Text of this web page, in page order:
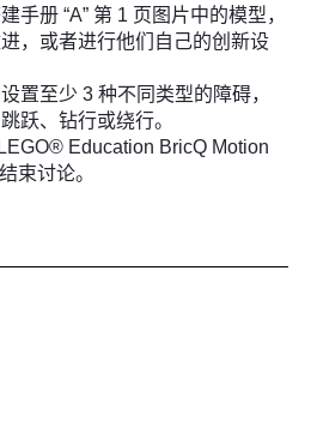
手册 “A” 第 1 页图片中的模型，
，或者进行他们自己的创新设
置至少 3 种不同类型的障碍，
跃、钻行或绕行。
Education BricQ Motion
束讨论。